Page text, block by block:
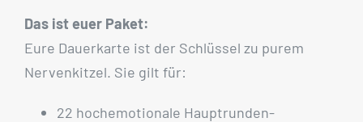
Das ist euer Paket:
Eure Dauerkarte ist der Schlüssel zu purem
Nervenkitzel. Sie gilt für:
⁠22 hochemotionale Hauptrunden-